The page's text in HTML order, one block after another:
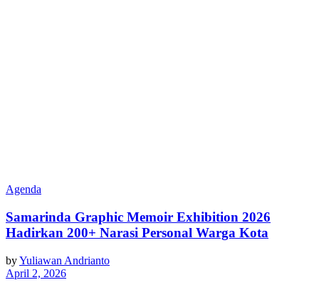
Agenda
Samarinda Graphic Memoir Exhibition 2026
Hadirkan 200+ Narasi Personal Warga Kota
byYuliawan Andrianto
April 2, 2026